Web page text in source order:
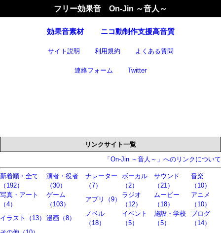
フリー効果音 On-Jin ～音人～
効果音素材 ニコ動制作支援高音質
サイト説明 利用規約 よくある質問
連絡フォーム Twitter
リンクサイト一覧
「On-Jin ～音人～」へのリンクについて
新着順・全て
（192）
演者・役者
（30）
ナレーター
（7）
ボーカル
（2）
サウンド
（21）
音楽
（10）
写真・アート
（4）
ゲーム
（103）
アプリ（9）
ラジオ
（12）
ムービー
（18）
アニメ
（10）
イラスト（13）
漫画（8）
ノベル
（18）
イベント
（5）
施設・学校
（5）
ブログ
（14）